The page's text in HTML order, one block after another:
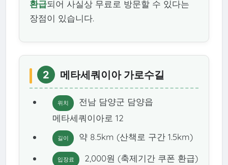
환급되어 사실상 무료로 방문할 수 있다는
장점이 있습니다.
2 메타세쿼이아 가로수길
위치
전남 담양군 담양읍
메타세쿼이아로 12
길이 약 8.5km (산책로 구간 1.5km)
입장료 2,000원 (축제기간 쿠폰 환급)